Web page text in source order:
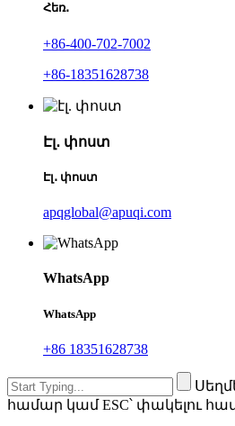
Հեռ․
+86-400-702-7002
+86-18351628738
Էլ․ փոստ
Էլ․ փոստ
apqglobal@apuqi.com
WhatsApp
WhatsApp
+86 18351628738
համար կամ ESC՝ փակելու